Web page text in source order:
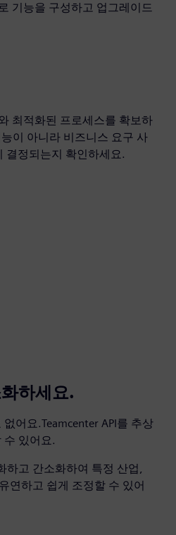
기능을 구성하고 업그레이드
최적화된 프로세스를 확보하
이 아니라 비즈니스 요구 사
결정되는지 확인하세요.
하세요.
어요.Teamcenter API를 추상
수 있어요.
하고 간소화하여 특정 산업,
연하고 쉽게 조정할 수 있어